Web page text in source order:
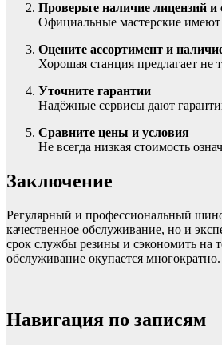
Проверьте наличие лицензий и
Официальные мастерские
Оцените ассортимент и
Хорошая станция предлагает
Уточните гарантии
Надёжные сервисы дают
Сравните цены и условия
Не всегда низкая стоимость
Заключение
Регулярный и профессиональный
качественное обслуживание, но и
срок службы резины и сэкономить на
обслуживание окупается многократно.
Навигация по записям